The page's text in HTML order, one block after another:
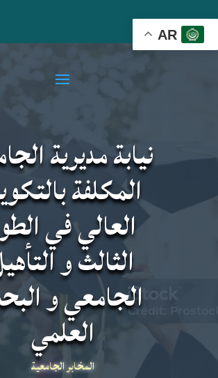
AR
نيابة مديرية
المكلفة
العالي في
الثالث و
الجامعي و
العلمي
المخابر الجامعية